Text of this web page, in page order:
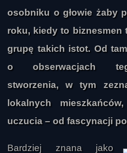
osobniku o głowie żaby
roku, kiedy to biznesmen
grupę takich istot. Od
o obserwacjach
stworzenia, w tym
lokalnych
uczucia – od fascynacji
Bardziej znana jako